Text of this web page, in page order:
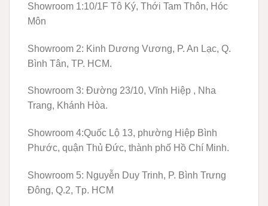
Showroom 1:10/1F Tô Ký, Thới Tam Thôn, Hóc
Môn
Showroom 2: Kinh Dương Vương, P. An Lạc, Q.
Bình Tân, TP. HCM.
Showroom 3: Đường 23/10, Vĩnh Hiệp , Nha
Trang, Khánh Hòa.
Showroom 4:Quốc Lộ 13, phường Hiệp Bình
Phước, quận Thủ Đức, thành phố Hồ Chí Minh.
Showroom 5: Nguyễn Duy Trinh, P. Bình Trưng
Đông, Q.2, Tp. HCM